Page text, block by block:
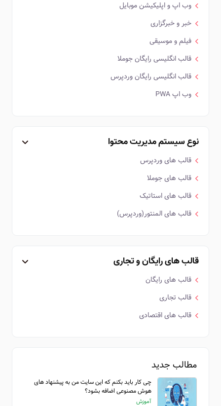
وب اپ و اپلیکیشن موبایل
خبر و خبرگزاری
فیلم و موسیقی
قالب انگلیسی رایگان جوملا
قالب انگلیسی رایگان وردپرس
وب اپ PWA
نوع سیستم مدیریت محتوا
قالب های وردپرس
قالب های جوملا
قالب های استاتیک
قالب های المنتور(وردپرس)
قالب های رایگان و تجاری
قالب های رایگان
قالب تجاری
قالب های اقتصادی
مطالب جدید
چی کار باید بکنم که این سایت من به پیشنهاد های
هوش مصنوعی اضافه بشود؟
آموزش